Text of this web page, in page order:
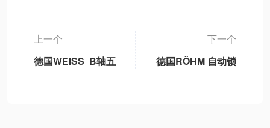
上一个
德国WEISS B轴五
下一个
德国RÖHM 自动锁